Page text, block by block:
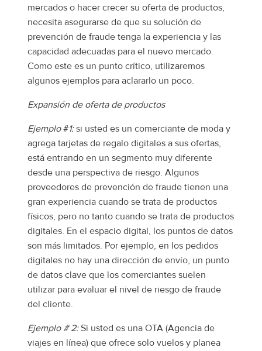
mercados o hacer crecer su oferta de productos,
necesita asegurarse de que su solución de
prevención de fraude tenga la experiencia y las
capacidad adecuadas para el nuevo mercado.
Como este es un punto crítico, utilizaremos
algunos ejemplos para aclararlo un poco.
Expansión de oferta de productos
Ejemplo#1:si usted es un comerciante de moda y
agrega tarjetas de regalo digitales a sus ofertas,
está entrando en un segmento muy diferente
desde una perspectiva de riesgo. Algunos
proveedores de prevención de fraude tienen una
gran experiencia cuando se trata de productos
físicos, pero no tanto cuando se trata de productos
digitales. En el espacio digital, los puntos de datos
son más limitados. Por ejemplo, en los pedidos
digitales no hay una dirección de envío, un punto
de datos clave que los comerciantes suelen
utilizar para evaluar el nivel de riesgo de fraude
del cliente.
Ejemplo # 2:Si usted es una OTA (Agencia de
viajes en línea) que ofrece solo vuelos y planea